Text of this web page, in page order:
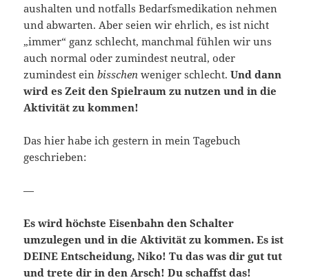
aushalten und notfalls Bedarfsmedikation nehmen
und abwarten. Aber seien wir ehrlich, es ist nicht
„immer“ ganz schlecht, manchmal fühlen wir uns
auch normal oder zumindest neutral, oder
zumindest einbisschenweniger schlecht.Und dann
wird es Zeit den Spielraum zu nutzen und in die
Aktivität zu kommen!
Das hier habe ich gestern in mein Tagebuch
geschrieben:
—
Es wird höchste Eisenbahn den Schalter
umzulegen und in die Aktivität zu kommen. Es ist
DEINE Entscheidung, Niko! Tu das was dir gut tut
und trete dir in den Arsch! Du schaffst das!